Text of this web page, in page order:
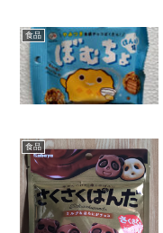
食品
食品